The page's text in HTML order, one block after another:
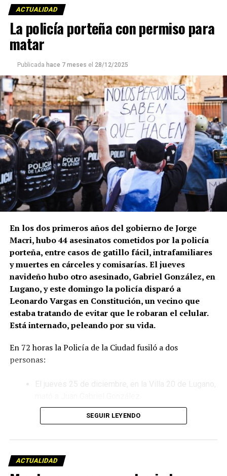
ACTUALIDAD
La policía porteña con permiso para
matar
Publicada hace 7 meses el 28/12/2025
En los dos primeros años del gobierno de Jorge
Macri, hubo 44 asesinatos cometidos por la policía
porteña, entre casos de gatillo fácil, intrafamiliares
y muertes en cárceles y comisarías.El jueves
navideño hubo otro asesinado, Gabriel González, en
Lugano, y este domingo la policía disparó a
Leonardo Vargas en Constitución, un vecino que
estaba tratando de evitar que le robaran el celular.
Está internado, peleando por su vida.
En 72 horas la Policía de la Ciudad fusiló a dos
personas:
El jueves 25 de diciembre, en la Villa 20 de Lugano,
Este domingo 28 de diciembre, en el barrio porteño
ahora lucha por su vida en el hospital Ramos Mejía.
SEGUIR LEYENDO
ACTUALIDAD